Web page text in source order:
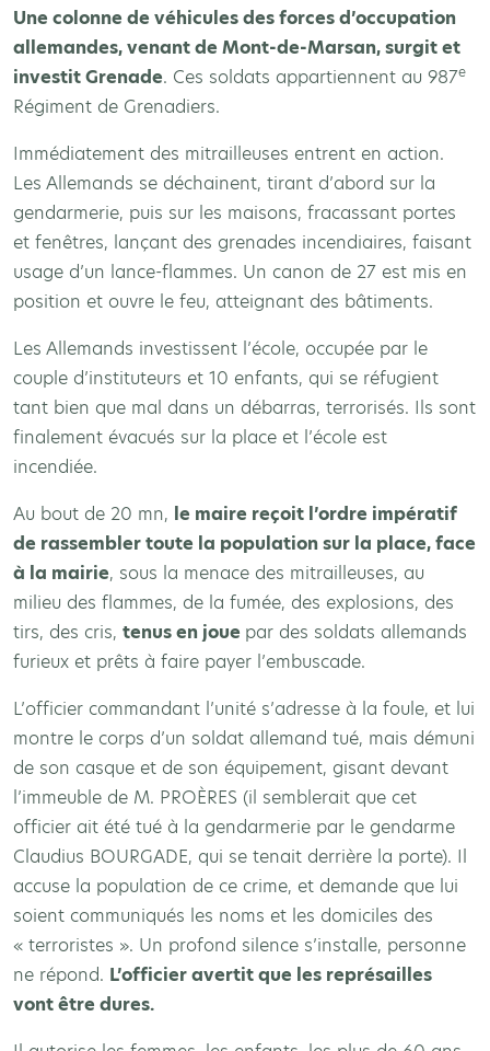
Une colonne de véhicules des forces d’occupation
allemandes, venant de Mont-de-Marsan, surgit et
investit Grenade. Ces soldats appartiennent au 987e
Régiment de Grenadiers.
Immédiatement des mitrailleuses entrent en action.
Les Allemands se déchainent, tirant d’abord sur la
gendarmerie, puis sur les maisons, fracassant portes
et fenêtres, lançant des grenades incendiaires, faisant
usage d’un lance-flammes. Un canon de 27 est mis en
position et ouvre le feu, atteignant des bâtiments.
Les Allemands investissent l’école, occupée par le
couple d’instituteurs et 10 enfants, qui se réfugient
tant bien que mal dans un débarras, terrorisés. Ils sont
finalement évacués sur la place et l’école est
incendiée.
Au bout de 20 mn, le maire reçoit l’ordre impératif
de rassembler toute la population sur la place, face
à la mairie, sous la menace des mitrailleuses, au
milieu des flammes, de la fumée, des explosions, des
tirs, des cris, tenus en joue par des soldats allemands
furieux et prêts à faire payer l’embuscade.
L’officier commandant l’unité s’adresse à la foule, et lui
montre le corps d’un soldat allemand tué, mais démuni
de son casque et de son équipement, gisant devant
l’immeuble de M. PROÈRES (il semblerait que cet
officier ait été tué à la gendarmerie par le gendarme
Claudius BOURGADE, qui se tenait derrière la porte). Il
accuse la population de ce crime, et demande que lui
soient communiqués les noms et les domiciles des
« terroristes ». Un profond silence s’installe, personne
ne répond. L’officier avertit que les représailles
vont être dures.